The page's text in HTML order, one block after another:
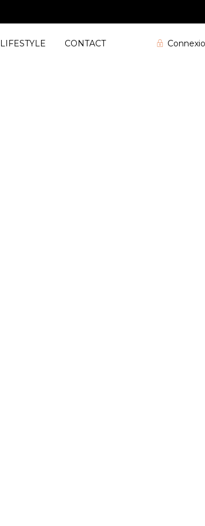
LIFESTYLE CONTACT